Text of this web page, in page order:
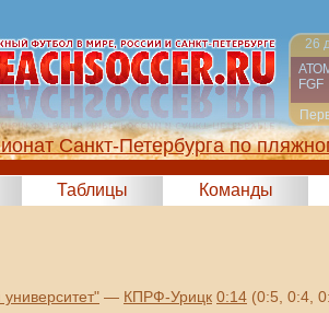
26
FGF
Санкт-Петербурга по
Таблицы Команды
— КПРФ-Урицк 0:14 (0:5, 0:4,